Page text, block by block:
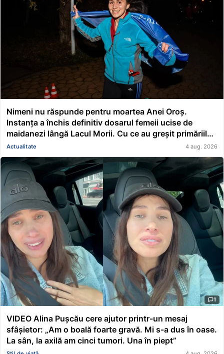
Nimeni nu răspunde pentru moartea Anei Oroș.
Instanța a închis definitiv dosarul femeii ucise de
maidanezi lângă Lacul Morii. Cu ce au greșit primăriile
conduse de Nicușor Dan și Ciucu
Actualitate 4 aug. 2026
1
VIDEO Alina Pușcău cere ajutor printr-un mesaj
sfâșietor: „Am o boală foarte gravă. Mi s-a dus în oase.
La sân, la axilă am cinci tumori. Una în piept”